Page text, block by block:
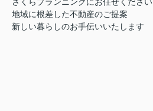
地域に根差した不動産のご提案
新しい暮らしのお手伝いいたします